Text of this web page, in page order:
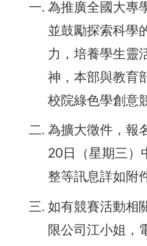
為推廣全國大專
並鼓勵探索科學
力，培養學生靈
神，本部與教育
校院綠色學創意
為擴大徵件，報
20日（星期三）
整等訊息詳如附
如有競賽活動相
限公司江小姐，